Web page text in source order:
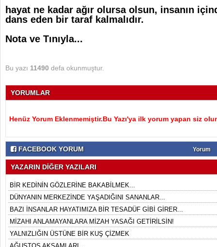
hayat ne kadar ağır olursa olsun, insanın
dans eden bir taraf kalmalıdır.
Nota ve Tınıyla...
Bu yazı 11490 defa okunmuştur.
YORUMLAR
Henüz Yorum Eklenmemiştir.Bu Yazı'ya ilk yorum yapan siz
FACEBOOK YORUM Yorum
YAZARIN DİĞER YAZILARI
BİR KEDİNİN GÖZLERİNE BAKABİLMEK...
DÜNYANIN MERKEZİNDE YAŞADIĞINI SANANLAR...
BAZI İNSANLAR HAYATIMIZA BİR TESADÜF GİBİ GİRER...
MİZAHI ANLAMAYANLARA MİZAH YASAĞI GETİRİLSİN!
YALNIZLIĞIN ÜSTÜNE BİR KUŞ ÇİZMEK